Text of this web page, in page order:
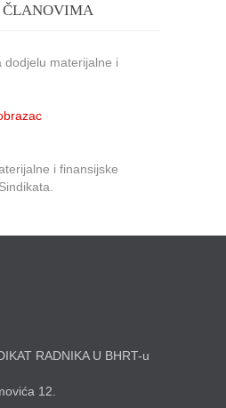
ČLANOVIMA
dodjelu materijalne i
i finansijske
RADNIKA U BHRT-u
12.